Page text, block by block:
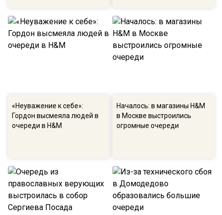
«Неуважение к себе»:
Гордон высмеяла людей в
очереди в H&M
Началось: в магазины H&M
в Москве выстроились
огромные очереди